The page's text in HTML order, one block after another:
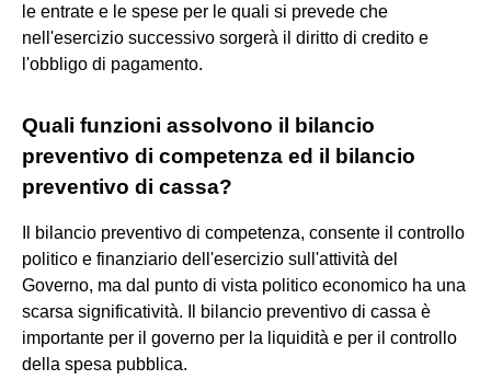
le entrate e le spese per le quali si prevede che
nell'esercizio successivo sorgerà il diritto di credito e
l'obbligo di pagamento.
Quali funzioni assolvono il bilancio
preventivo di competenza ed il bilancio
preventivo di cassa?
Il bilancio preventivo di competenza, consente il controllo
politico e finanziario dell'esercizio sull'attività del
Governo, ma dal punto di vista politico economico ha una
scarsa significatività. Il bilancio preventivo di cassa è
importante per il governo per la liquidità e per il controllo
della spesa pubblica.